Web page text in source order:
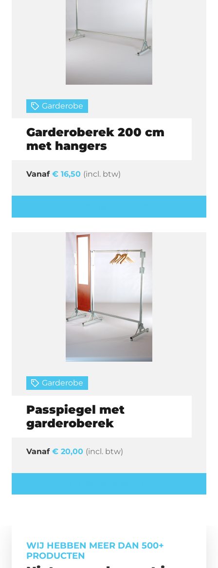
Garderobe
Garderoberek 200 cm
met hangers
€ 16,50 (incl. btw)
Garderobe
Passpiegel met
garderoberek
€ 20,00 (incl. btw)
WIJ HEBBEN MEER DAN 500+
PRODUCTEN